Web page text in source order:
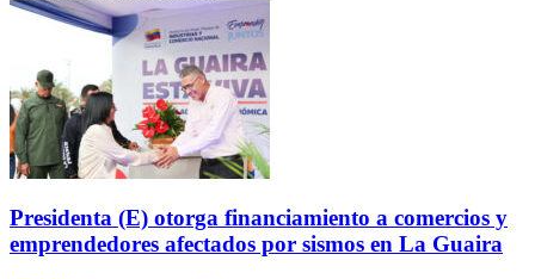
Presidenta (E) otorga financiamiento a comercios y
emprendedores afectados por sismos en La Guaira